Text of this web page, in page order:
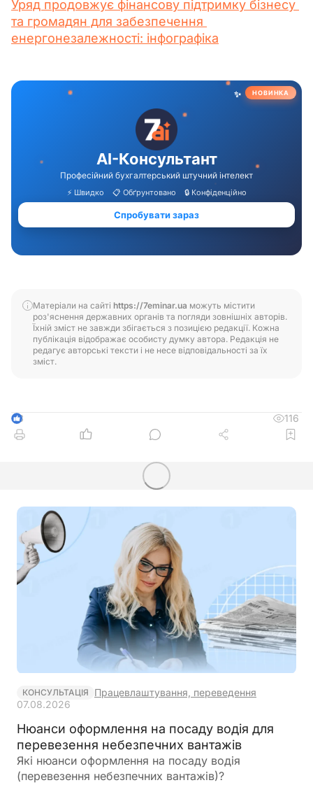
Уряд продовжує фінансову підтримку бізнесу
та громадян для забезпечення
енергонезалежності: інфографіка
Матеріали на сайті https://7eminar.ua можуть містити
роз'яснення державних органів та погляди зовнішніх авторів.
Їхній зміст не завжди збігається з позицією редакції. Кожна
публікація відображає особисту думку автора. Редакція не
редагує авторські тексти і не несе відповідальності за їх
зміст.
3 116
КОНСУЛЬТАЦІЯ
Працевлаштування, переведення
07.08.2026
Нюанси оформлення на посаду водія для
перевезення небезпечних вантажів
Які нюанси оформлення на посаду водія
(перевезення небезпечних вантажів)?